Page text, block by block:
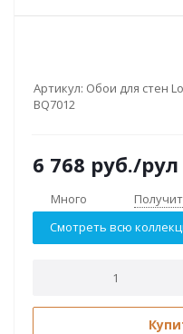
Артикул: Обои для стен
BQ7012
6 768 руб./рул
Много
Смотреть всю